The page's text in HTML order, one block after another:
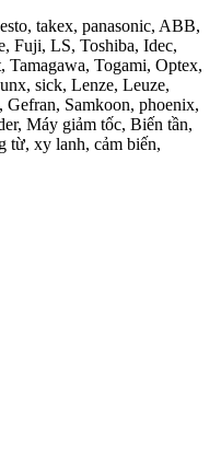
takex, panasonic, ABB,
Fuji, LS, Toshiba, Idec,
Tamagawa, Togami, Optex,
sick, Lenze, Leuze,
Gefran, Samkoon, phoenix,
Máy giảm tốc, Biến tần,
từ, xy lanh, cảm biến,